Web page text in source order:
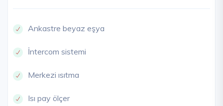
Ankastre beyaz eşya
İntercom sistemi
Merkezi ısıtma
Isı pay ölçer